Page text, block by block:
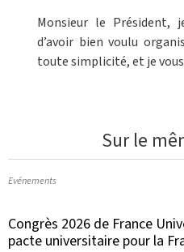
Monsieur le Président,
d’avoir bien voulu
toute simplicité, et je
Sur le
Evénements
Congrès 2026 de France
pacte universitaire pour la